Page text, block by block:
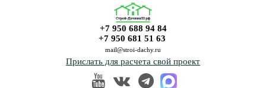
+7 950 688 94 84
+7 950 681 51 63
mail@stroi-dachy.ru
Прислать для расчета свой проект